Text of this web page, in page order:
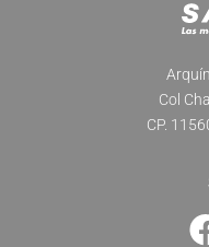
Col
CP.